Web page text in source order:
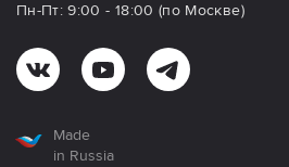
Пн-Пт: 9:00 - 18:00 (по Москве)
Made
in Russia